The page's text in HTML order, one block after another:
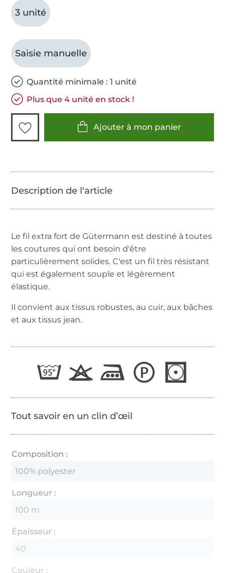
3 unité
Saisie manuelle
Quantité minimale : 1 unité
Plus que 4 unité en stock !
Ajouter à mon panier
Le fil extra fort de Gütermann est destiné à toutes
les coutures qui ont besoin d'être
particulièrement solides. C'est un fil très résistant
qui est également souple et légèrement
élastique.
Il convient aux tissus robustes, au cuir, aux bâches
et aux tissus jean.
Tout savoir en un clin d’œil
Composition :
100% polyester
Longueur :
100 m
Épaisseur :
40
Couleur :